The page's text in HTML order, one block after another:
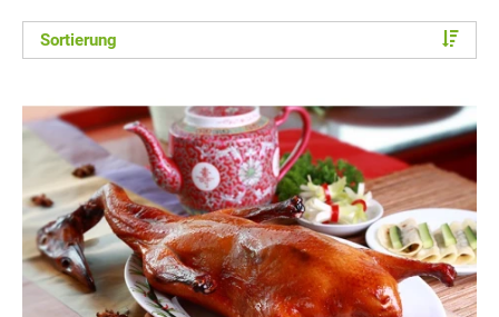
Sortierung